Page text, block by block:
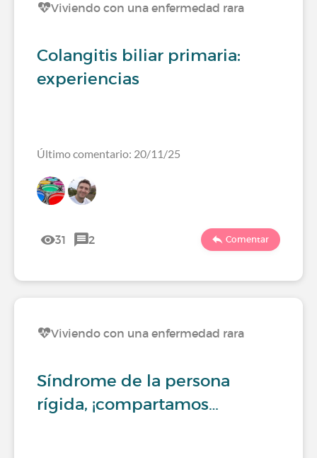
Viviendo con una enfermedad rara
Colangitis biliar primaria:
experiencias
Último comentario: 20/11/25
31 2 Comentar
Viviendo con una enfermedad rara
Síndrome de la persona
rígida, ¡compartamos…